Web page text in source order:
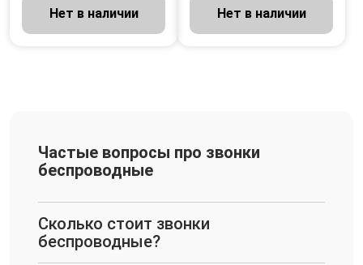
Нет в наличии
Нет в наличии
Частые вопросы про звонки
беспроводные
Сколько стоит звонки
беспроводные?